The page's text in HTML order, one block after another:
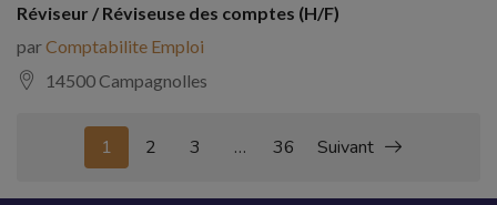
Réviseur / Réviseuse des comptes (H/F)
parComptabilite Emploi
14500 Campagnolles
1 2 3 … 36 Suivant